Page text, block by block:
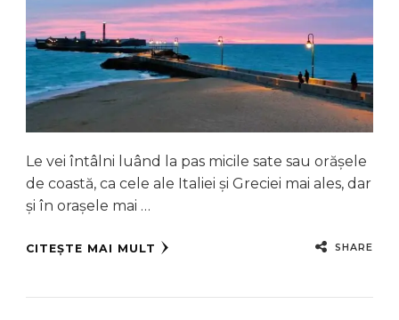
Le vei întâlni luând la pas micile sate sau orășele
de coastă, ca cele ale Italiei și Greciei mai ales, dar
și în orașele mai …
CITEȘTE MAI MULT SHARE